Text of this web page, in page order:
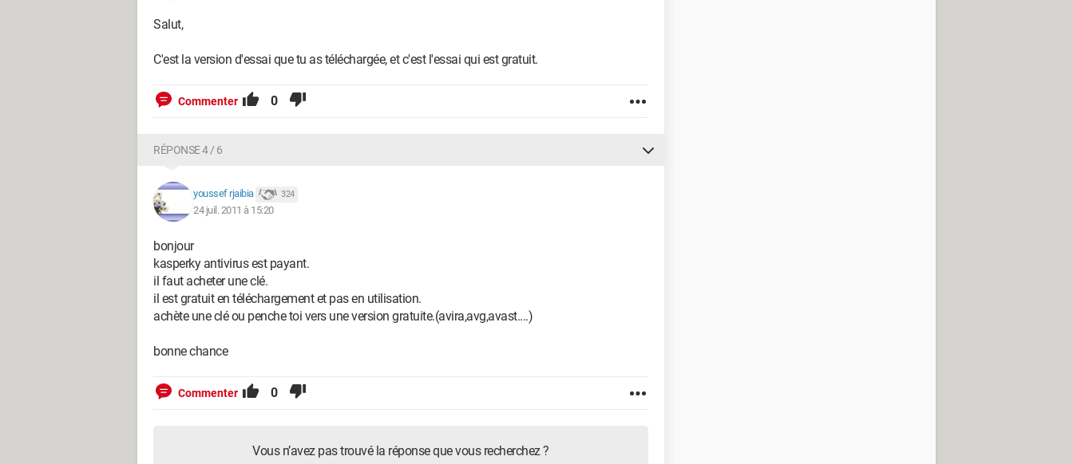
Salut,
C'est la version d'essai que tu as téléchargée, et c'est l'essai qui est gratuit.
Commenter 0
RÉPONSE 4 / 6
youssef rjaibia 324
24 juil. 2011 à 15:20
bonjour
kasperky antivirus est payant.
il faut acheter une clé.
il est gratuit en téléchargement et pas en utilisation.
achète une clé ou penche toi vers une version gratuite.(avira,avg,avast....)
bonne chance
Commenter 0
Vous n’avez pas trouvé la réponse que vous recherchez ?